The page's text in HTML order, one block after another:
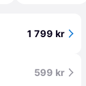
1 799 kr
599 kr